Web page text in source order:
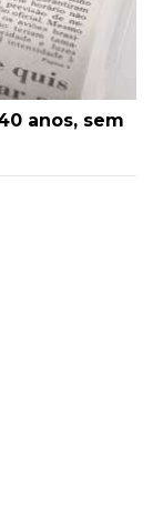
anos, sem